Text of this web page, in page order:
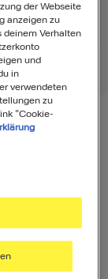
der Webseite
anzeigen zu
deinem Verhalten
und
in
verwendeten
zu
"Cookie-